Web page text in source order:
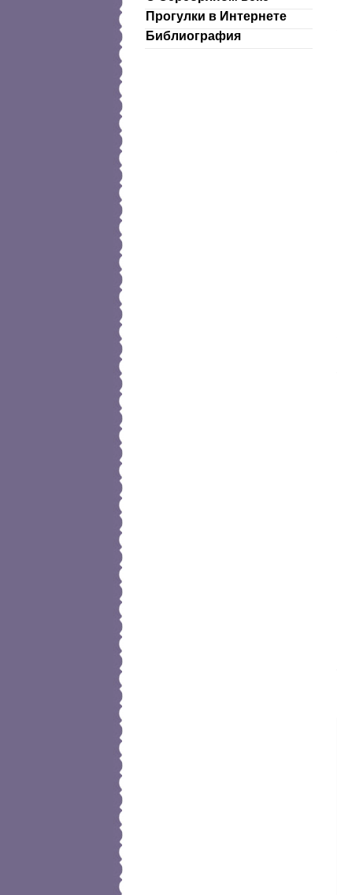
Прогулки в Интернете
Библиография